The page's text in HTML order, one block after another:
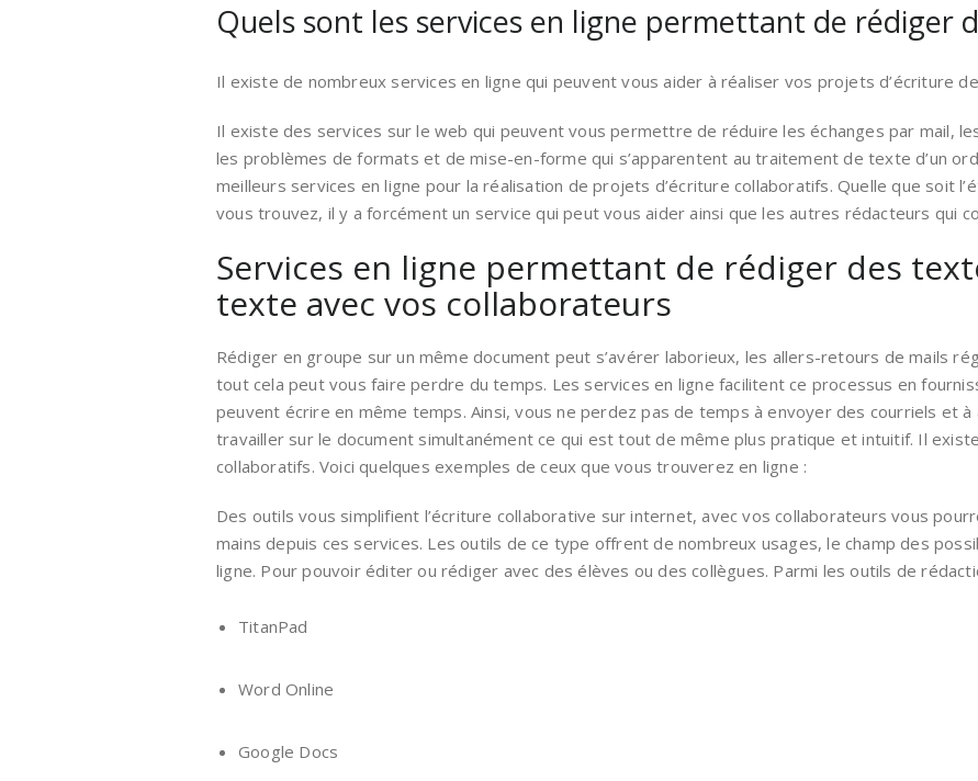
Quels sont les services en ligne permettant de rédiger
Il existe de nombreux services en ligne qui peuvent vous aider à réaliser vos projets d’écriture
Il existe des services sur le web qui peuvent vous permettre de réduire les échanges par mail,
les problèmes de formats et de mise-en-forme qui s’apparentent au traitement de texte d’un
meilleurs services en ligne pour la réalisation de projets d’écriture collaboratifs. Quelle que soit
vous trouvez, il y a forcément un service qui peut vous aider ainsi que les autres rédacteurs qui
Services en ligne permettant de rédiger des
texte avec vos collaborateurs
Rédiger en groupe sur un même document peut s’avérer laborieux, les allers-retours de mails
tout cela peut vous faire perdre du temps. Les services en ligne facilitent ce processus en
peuvent écrire en même temps. Ainsi, vous ne perdez pas de temps à envoyer des courriels et
travailler sur le document simultanément ce qui est tout de même plus pratique et intuitif. Il
collaboratifs. Voici quelques exemples de ceux que vous trouverez en ligne :
Des outils vous simplifient l’écriture collaborative sur internet, avec vos collaborateurs vous
mains depuis ces services. Les outils de ce type offrent de nombreux usages, le champ des
ligne. Pour pouvoir éditer ou rédiger avec des élèves ou des collègues. Parmi les outils de
TitanPad
Word Online
Google Docs